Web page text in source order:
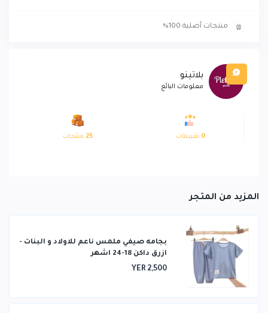
منتجات أصلية 100%
بلاتينو
معلومات البائع
0 تقييمات 25 منتجات
المزيد من المتجر
بجامه صيفي ملمس ناعم للاولاد و البنات -
ازرق داكن 18-24 اشهر
YER 2,500